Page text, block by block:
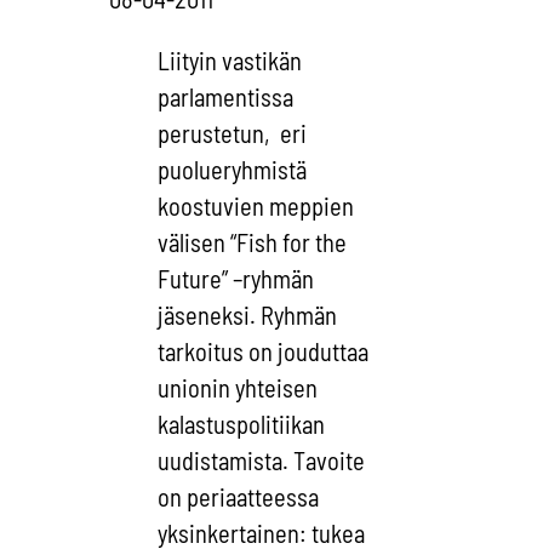
Liityin vastikän
parlamentissa
perustetun, eri
puolueryhmistä
koostuvien meppien
välisen “Fish for the
Future” –ryhmän
jäseneksi. Ryhmän
tarkoitus on jouduttaa
unionin yhteisen
kalastuspolitiikan
uudistamista. Tavoite
on periaatteessa
yksinkertainen: tukea